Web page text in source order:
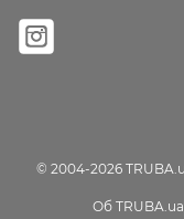
© 2004-2026
Об TRUBA.ua